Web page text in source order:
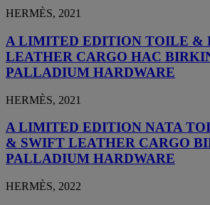
HERMÈS, 2021
A LIMITED EDITION TOILE &
LEATHER CARGO HAC
PALLADIUM HARDWARE
HERMÈS, 2021
A LIMITED EDITION NATA
& SWIFT LEATHER CARGO
PALLADIUM HARDWARE
HERMÈS, 2022